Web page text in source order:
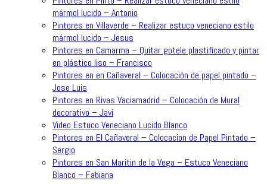
mármol lucido – Antonio
Pintores en Villaverde – Realizar estuco veneciano estilo
mármol lucido – Jesus
Pintores en Camarma – Quitar gotele plastificado y pintar
en plástico liso – Francisco
Pintores en en Cañaveral – Colocación de papel pintado –
Jose Luis
Pintores en Rivas Vaciamadrid – Colocación de Mural
decorativo – Javi
Video Estuco Veneciano Lucido Blanco
Pintores en El Cañaveral – Colocacion de Papel Pintado –
Sergio
Pintores en San Maritin de la Vega – Estuco Veneciano
Blanco – Fabiana